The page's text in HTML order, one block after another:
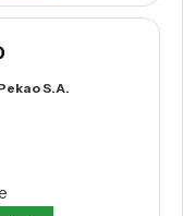
S.A.